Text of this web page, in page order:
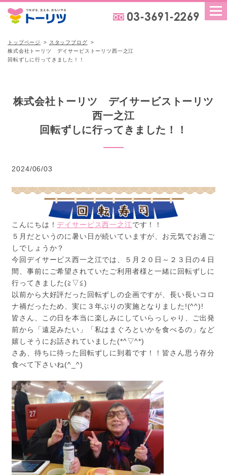
トップページ
スタッフブログ
株式会社トーリツ デイサービストーリツ西一之江
回転ずしに行ってきました！！
株式会社トーリツ デイサービストーリツ
西一之江
回転ずしに行ってきました！！
2024/06/03
こんにちは！ デイサービス西一之江です！！
５月だというのに暑い日が続いていますが、お元気でお過ご
しでしょうか？
今回デイサービス西一之江では、５月２０日～２３日の４日
間、事前にご希望されていたご利用者様と一緒に回転ずしに
行ってきました(≧▽≦)
以前から大好評だった回転ずしの企画ですが、長い長いコロ
ナ禍だったため、実に３年ぶりの実施となりました!(^^)!
皆さん、この日を本当に楽しみにしていらっしゃり、ご出発
前から「遠足みたい」「私はまぐろといかを食べるの」など
嬉しそうにお話されていました(*^▽^*)
さあ、待ちに待った回転ずしに到着です！！皆さん思う存分
食べて下さいね(^_^)